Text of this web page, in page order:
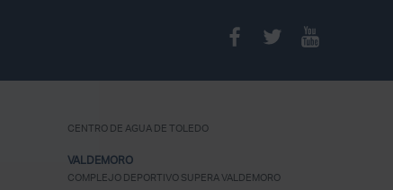
CENTRO DE AGUA DE TOLEDO
VALDEMORO
COMPLEJO DEPORTIVO SUPERA VALDEMORO